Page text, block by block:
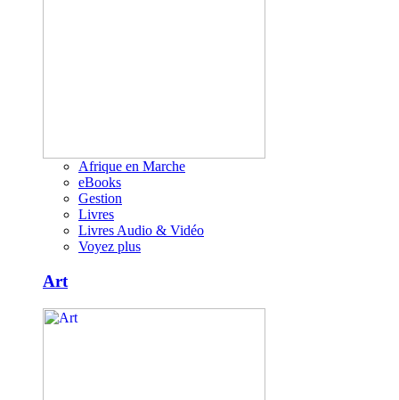
Afrique en Marche
eBooks
Gestion
Livres
Livres Audio & Vidéo
Voyez plus
Art